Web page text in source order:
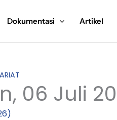
Dokumentasi Artikel
06 Juli